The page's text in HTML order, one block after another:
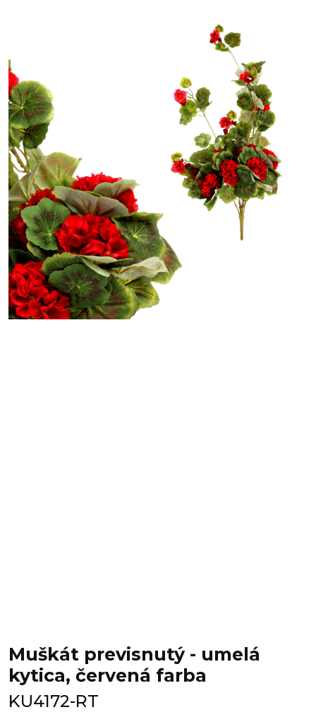
Muškát previsnutý - umelá
kytica, červená farba
KU4172-RT